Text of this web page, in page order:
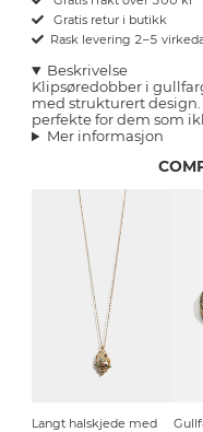
Gratis retur i butikk
Rask levering 2–5
Beskrivelse
Klipsøredobber i
med strukturert
perfekte for dem som
Mer informasjon
Langt halskjede med